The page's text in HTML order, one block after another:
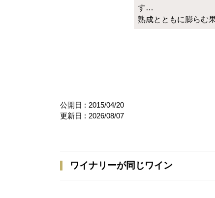
す…
熟成とともに膨らむ
公開日 : 2015/04/20
更新日 : 2026/08/07
ワイナリーが同じワイン